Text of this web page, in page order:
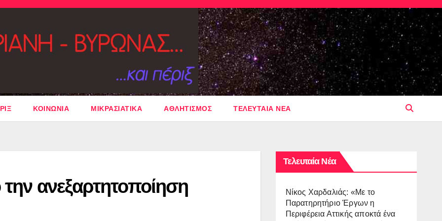
ΚΟΙΝΩΝΙΑ ΜΙΚΡΑΣΙΑΤΙΚΑ ΑΘΛΗΤΙΣΜΟΣ ΤΕΛΕΥΤΑΙΑ ΝΕΑ
ανεξαρτητοποίηση
Τελευταία Νέα
Νίκος Χαρδαλιάς: «Με το
Παρατηρητήριο Έργων η
Περιφέρεια Αττικής αποκτά ένα